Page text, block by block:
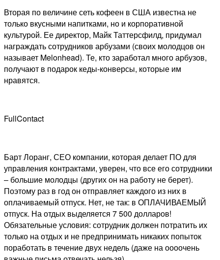
Вторая по величине сеть кофеен в США известна не
только вкусными напитками, но и корпоративной
культурой. Ее директор, Майк Таттерсфилд, придумал
награждать сотрудников арбузами (своих молодцов он
называет Melonhead). Те, кто заработал много арбузов,
получают в подарок кеды-конверсы, которые им
нравятся.
FullContact
Барт Лоранг, СЕО компании, которая делает ПО для
управления контрактами, уверен, что все его сотрудники
– большие молодцы (других он на работу не берет).
Поэтому раз в год он отправляет каждого из них в
оплачиваемый отпуск. Нет, не так: в ОПЛАЧИВАЕМЫЙ
отпуск. На отдых выделяется 7 500 долларов!
Обязательные условия: сотрудник должен потратить их
только на отдых и не предпринимать никаких попыток
поработать в течение двух недель (даже на оооочень